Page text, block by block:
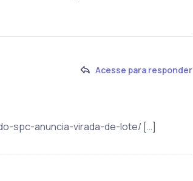
Acesse para responder
spc-anuncia-virada-de-lote/ […]